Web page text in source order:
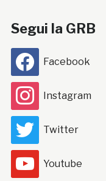
Segui la GRB
Facebook
Instagram
Twitter
Youtube